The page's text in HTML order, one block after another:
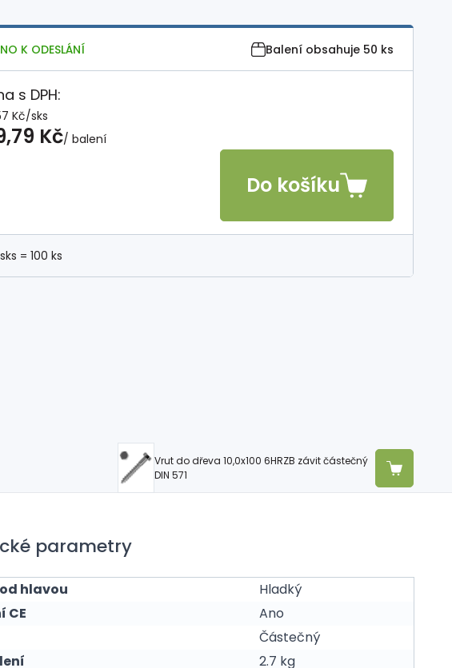
K ODESLÁNÍ Balení obsahuje 50 ks
s DPH:
Kč/sks
Kč/ balení
Do košíku
= 100 ks
Vrut do dřeva 10,0x100 6HRZB závit částečný
DIN 571
parametry
hlavou
Hladký
CE
Ano
Částečný
2.7 kg